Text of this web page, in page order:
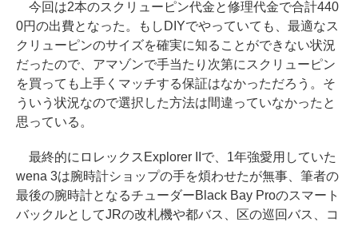
今回は2本のスクリューピン代金と修理代金で合計440
0円の出費となった。もしDIYでやっていても、最適なス
クリューピンのサイズを確実に知ることができない状況
だったので、アマゾンで手当たり次第にスクリューピン
を買っても上手くマッチする保証はなかっただろう。そ
ういう状況なので選択した方法は間違っていなかったと
思っている。
最終的にロレックスExplorer IIで、1年強愛用していた
wena 3は腕時計ショップの手を煩わせたが無事、筆者の
最後の腕時計となるチューダーBlack Bay Proのスマート
バックルとしてJRの改札機や都バス、区の巡回バス、コ